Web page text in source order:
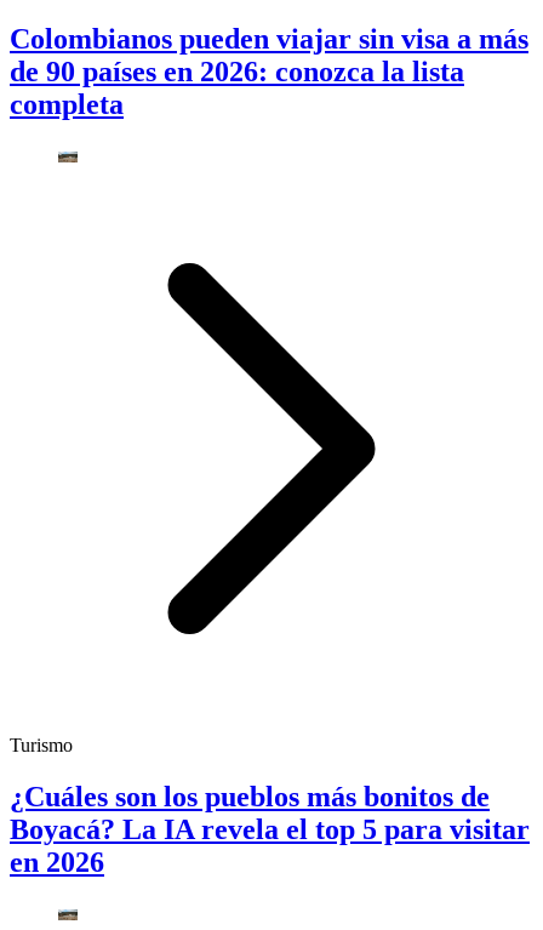
Colombianos pueden viajar sin visa a más
de 90 países en 2026: conozca la lista
completa
Turismo
¿Cuáles son los pueblos más bonitos de
Boyacá? La IA revela el top 5 para visitar
en 2026